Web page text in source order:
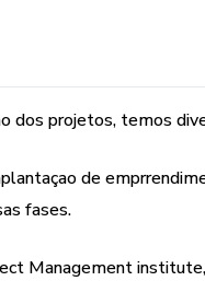
que esta realize o
dos projetos, temos
de
fases.
Management